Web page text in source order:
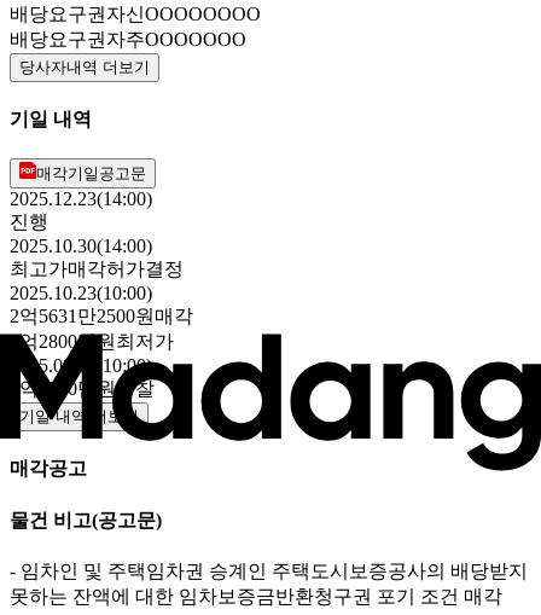
배당요구권자신OOOOOOOO
배당요구권자주OOOOOOO
당사자내역 더보기
기일 내역
매각기일공고문
2025.12.23(14:00)
진행
2025.10.30(14:00)
최고가매각허가결정
2025.10.23(10:00)
2억5631만2500원 매각
2억2800만원 최저가
2025.09.02(10:00)
2억8500만원유찰
기일 내역 더보기
매각공고
물건 비고(공고문)
- 임차인 및 주택임차권 승계인 주택도시보증공사의 배당받지
못하는 잔액에 대한 임차보증금반환청구권 포기 조건 매각